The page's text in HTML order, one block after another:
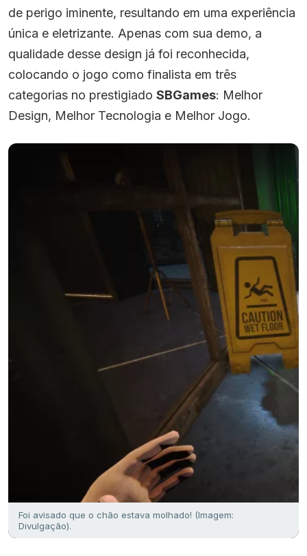
de perigo iminente, resultando em uma experiência
única e eletrizante. Apenas com sua demo, a
qualidade desse design já foi reconhecida,
colocando o jogo como finalista em três
categorias no prestigiado SBGames: Melhor
Design, Melhor Tecnologia e Melhor Jogo.
Foi avisado que o chão estava molhado! (Imagem:
Divulgação).